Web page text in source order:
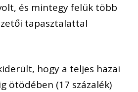
és mintegy felük több
tapasztalattal
hogy a teljes hazai
ötödében (17 százalék)